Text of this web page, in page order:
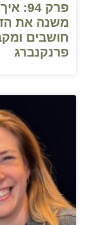
פרק
משנה את
חושבים
פרנקנברג